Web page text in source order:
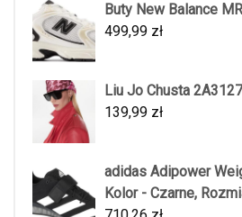
Buty New Balance
499,99 zł
Liu Jo Chusta
139,99 zł
adidas Adipower
Kolor - Czarne,